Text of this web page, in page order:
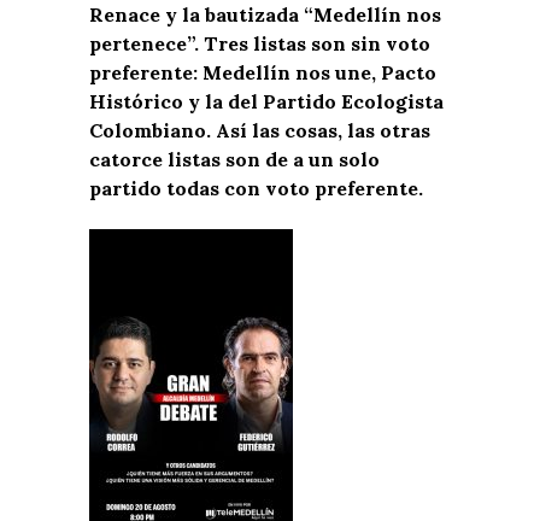
Renace y la bautizada “Medellín nos
pertenece”. Tres listas son sin voto
preferente: Medellín nos une, Pacto
Histórico y la del Partido Ecologista
Colombiano. Así las cosas, las otras
catorce listas son de a un solo
partido todas con voto preferente.